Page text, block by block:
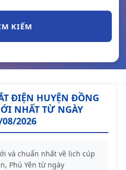
KIẾM
ĐIỆN HUYỆN ĐỒNG
NHẤT TỪ NGÀY
2026
và chuẩn nhất về lịch cúp
Phú Yên từ ngày